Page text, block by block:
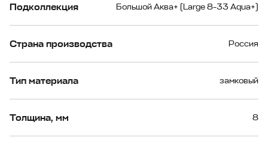
Подколлекция Большой Аква+ (Large 8-33 Aqua+)
Страна производства Россия
Тип материала замковый
Толщина, мм 8